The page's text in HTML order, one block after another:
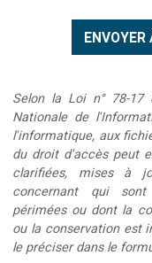
Selon la Loi n° 78-
Nationale de
l'informatique, aux
du droit d'accès peut
clarifiées, mises à
concernant qui sont
périmées ou dont la
ou la conservation est
le préciser dans le